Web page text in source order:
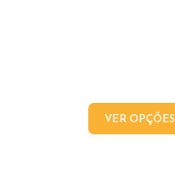
VER OPÇÕES